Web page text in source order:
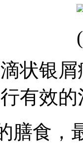
状银
有效
膳食，